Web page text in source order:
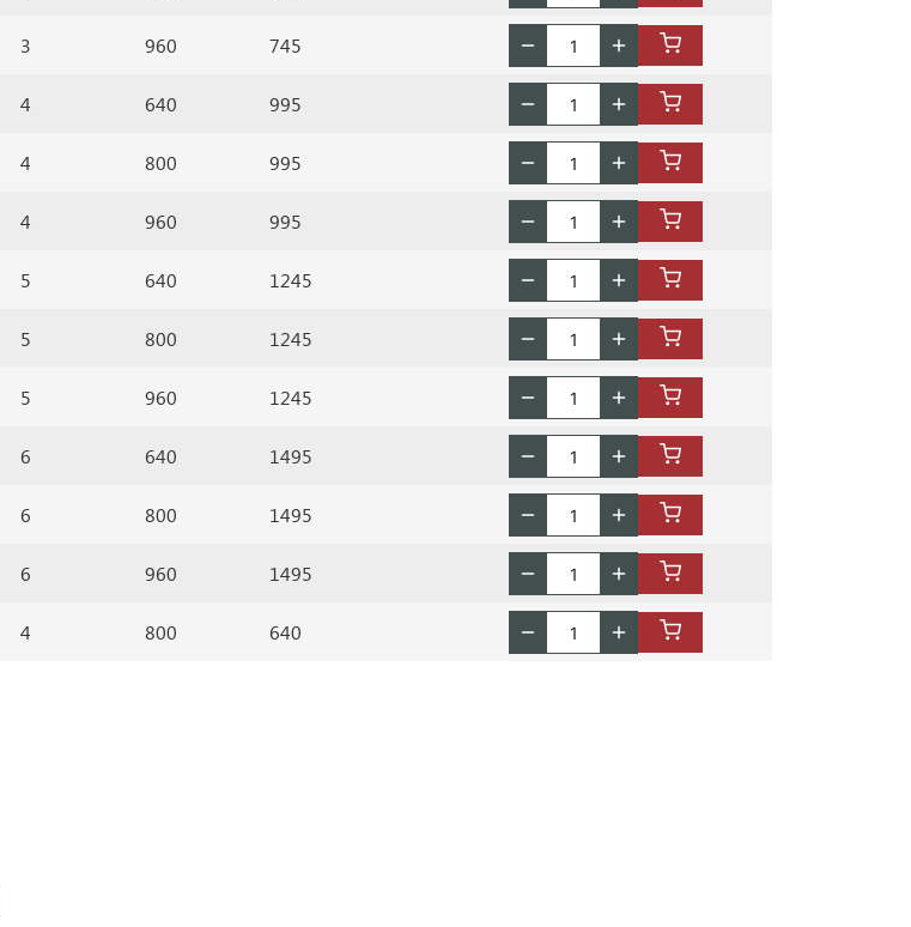
3 960 745
4 640 995
4 800 995
4 960 995
5 640 1245
5 800 1245
5 960 1245
6 640 1495
6 800 1495
6 960 1495
4 800 640